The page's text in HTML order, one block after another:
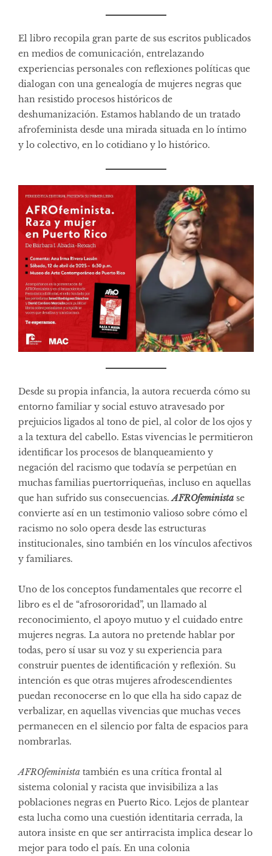
El libro recopila gran parte de sus escritos publicados
en medios de comunicación, entrelazando
experiencias personales con reflexiones políticas que
dialogan con una genealogía de mujeres negras que
han resistido procesos históricos de
deshumanización. Estamos hablando de un tratado
afrofeminista desde una mirada situada en lo íntimo
y lo colectivo, en lo cotidiano y lo histórico.
Desde su propia infancia, la autora recuerda cómo su
entorno familiar y social estuvo atravesado por
prejuicios ligados al tono de piel, al color de los ojos y
a la textura del cabello. Estas vivencias le permitieron
identificar los procesos de blanqueamiento y
negación del racismo que todavía se perpetúan en
muchas familias puertorriqueñas, incluso en aquellas
que han sufrido sus consecuencias.AFROfeminista se
convierte así en un testimonio valioso sobre cómo el
racismo no solo opera desde las estructuras
institucionales, sino también en los vínculos afectivos
y familiares.
Uno de los conceptos fundamentales que recorre el
libro es el de “afrosororidad”, un llamado al
reconocimiento, el apoyo mutuo y el cuidado entre
mujeres negras. La autora no pretende hablar por
todas, pero sí usar su voz y su experiencia para
construir puentes de identificación y reflexión. Su
intención es que otras mujeres afrodescendientes
puedan reconocerse en lo que ella ha sido capaz de
verbalizar, en aquellas vivencias que muchas veces
permanecen en el silencio por falta de espacios para
nombrarlas.
AFROfeminista también es una crítica frontal al
sistema colonial y racista que invisibiliza a las
poblaciones negras en Puerto Rico. Lejos de plantear
esta lucha como una cuestión identitaria cerrada, la
autora insiste en que ser antirracista implica desear lo
mejor para todo el país. En una colonia